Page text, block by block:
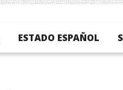
ESTADO ESPAÑOL